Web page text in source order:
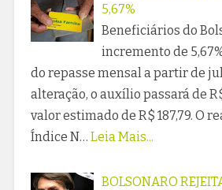
5,67%
Beneficiários do
incremento de
do repasse mensal a partir de
alteração, o auxílio passará de
valor estimado de R$ 187,79. O
Índice N… Leia Mais...
BOLSONARO